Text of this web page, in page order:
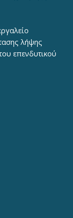
λήψης
επενδυτικού